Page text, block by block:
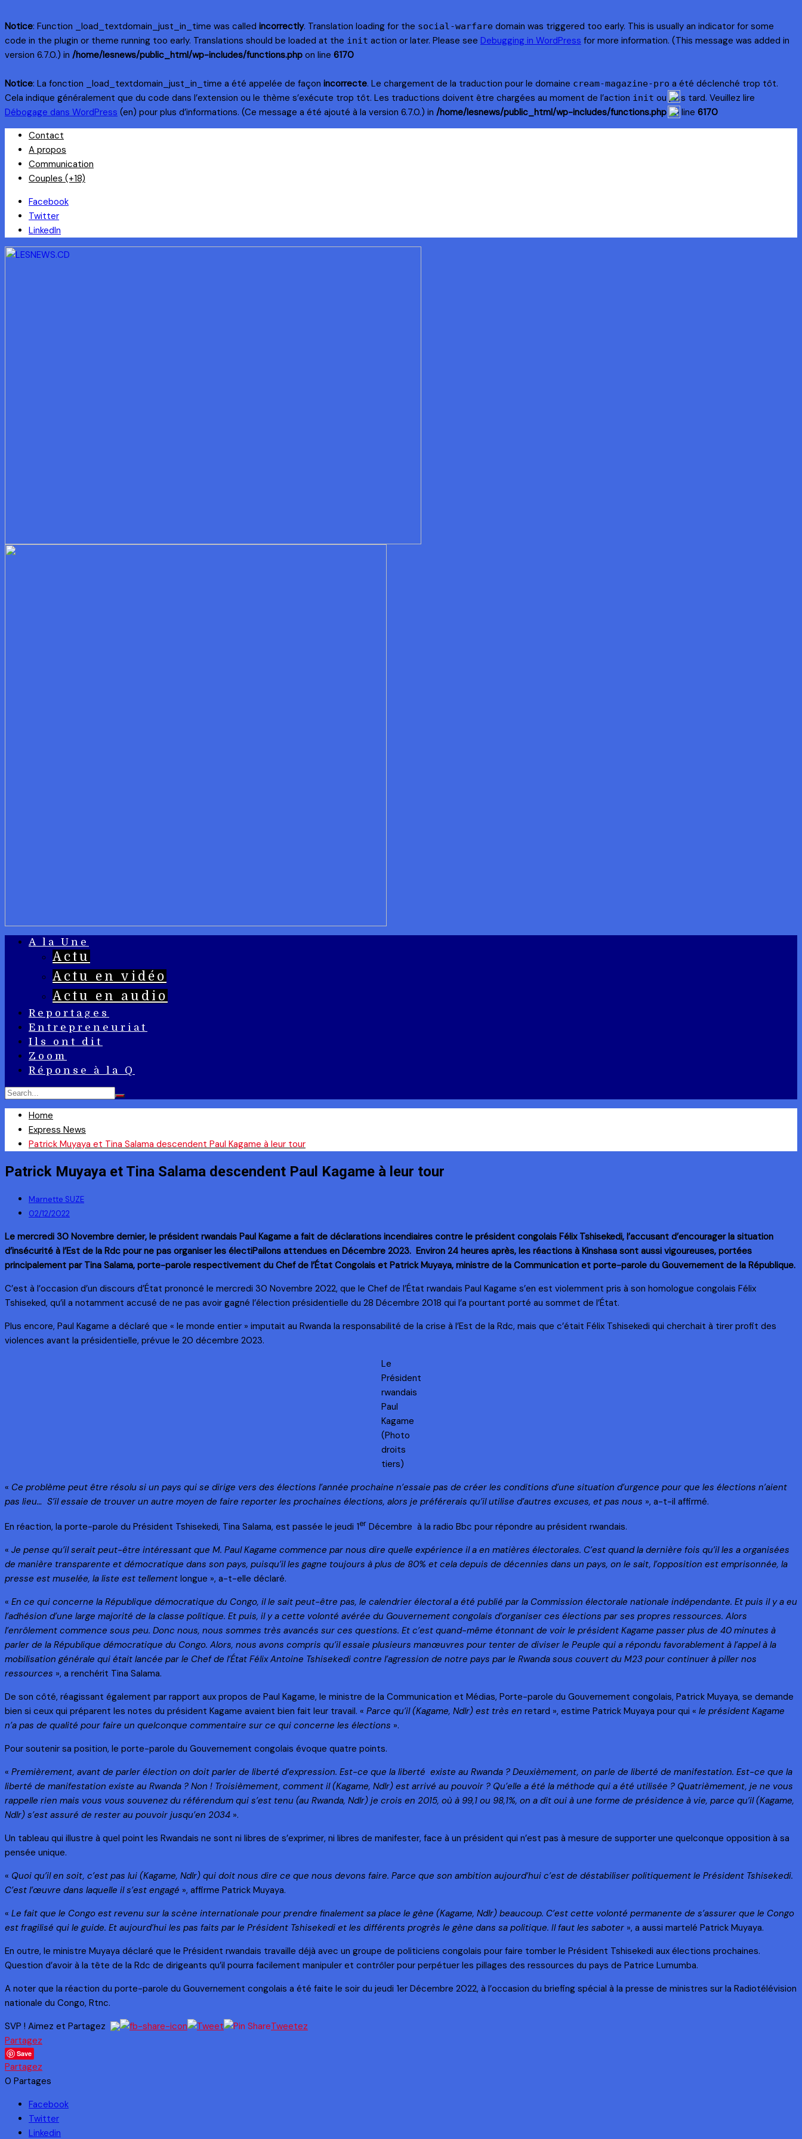
Notice: Function _load_textdomain_just_in_time was called incorrectly. Translation loading for the social-warfare domain was triggered too early. This is usually an indicator for some
code in the plugin or theme running too early. Translations should be loaded at the init action or later. Please see Debugging in WordPress for more information. (This message was added in
version 6.7.0.) in /home/lesnews/public_html/wp-includes/functions.php on line 6170
Notice: La fonction _load_textdomain_just_in_time a été appelée de façon incorrecte. Le chargement de la traduction pour le domaine cream-magazine-pro a été déclenché trop tôt.
Cela indique généralement que du code dans l’extension ou le thème s’exécute trop tôt. Les traductions doivent être chargées au moment de l’action init ou plus tard. Veuillez lire
Débogage dans WordPress (en) pour plus d’informations. (Ce message a été ajouté à la version 6.7.0.) in /home/lesnews/public_html/wp-includes/functions.php on line 6170
Skip
content
Contact
A propos
Communication
Couples (+18)
Facebook
Twitter
LinkedIn
A la Une
Actu
Actu en vidéo
Actu en audio
Reportages
Entrepreneuriat
Ils ont dit
Zoom
Réponse à la Q
Home
Express News
Patrick Muyaya et Tina Salama descendent Paul Kagame à leur tour
Patrick Muyaya et Tina Salama descendent Paul Kagame à leur tour
Marnette SUZE
02/12/2022
Le mercredi 30 Novembre dernier, le président rwandais Paul Kagame a fait de déclarations incendiaires contre le président congolais Félix Tshisekedi, l’accusant d’encourager la situation
d’insécurité à l’Est de la Rdc pour ne pas organiser les électiPailons attendues en Décembre 2023. Environ 24 heures après, les réactions à Kinshasa sont aussi vigoureuses, portées
principalement par Tina Salama, porte-parole respectivement du Chef de l’État Congolais et Patrick Muyaya, ministre de la Communication et porte-parole du Gouvernement de la République.
C’est à l’occasion d’un discours d’État prononcé le mercredi 30 Novembre 2022, que le Chef de l’État rwandais Paul Kagame s’en est violemment pris à son homologue congolais Félix
Tshiseked, qu’il a notamment accusé de ne pas avoir gagné l’élection présidentielle du 28 Décembre 2018 qui l’a pourtant porté au sommet de l’État.
Plus encore, Paul Kagame a déclaré que « le monde entier » imputait au Rwanda la responsabilité de la crise à l’Est de la Rdc, mais que c’était Félix Tshisekedi qui cherchait à tirer profit des
violences avant la présidentielle, prévue le 20 décembre 2023.
Le
Président
rwandais
Paul
Kagame
(Photo
droits
tiers)
« Ce problème peut être résolu si un pays qui se dirige vers des élections l’année prochaine n’essaie pas de créer les conditions d’une situation d’urgence pour que les élections n’aient
pas lieu… S’il essaie de trouver un autre moyen de faire reporter les prochaines élections, alors je préférerais qu’il utilise d’autres excuses, et pas nous », a-t-il affirmé.
En réaction, la porte-parole du Président Tshisekedi, Tina Salama, est passée le jeudi 1er Décembre à la radio Bbc pour répondre au président rwandais.
« Je pense qu’il serait peut-être intéressant que M. Paul Kagame commence par nous dire quelle expérience il a en matières électorales. C’est quand la dernière fois qu’il les a organisées
de manière transparente et démocratique dans son pays, puisqu’il les gagne toujours à plus de 80% et cela depuis de décennies dans un pays, on le sait, l’opposition est emprisonnée, la
presse est muselée, la liste est tellement longue », a-t-elle déclaré.
« En ce qui concerne la République démocratique du Congo, il le sait peut-être pas, le calendrier électoral a été publié par la Commission électorale nationale indépendante. Et puis il y a eu
l’adhésion d’une large majorité de la classe politique. Et puis, il y a cette volonté avérée du Gouvernement congolais d’organiser ces élections par ses propres ressources. Alors
l’enrôlement commence sous peu. Donc nous, nous sommes très avancés sur ces questions. Et c’est quand-même étonnant de voir le président Kagame passer plus de 40 minutes à
parler de la République démocratique du Congo. Alors, nous avons compris qu’il essaie plusieurs manœuvres pour tenter de diviser le Peuple qui a répondu favorablement à l’appel à la
mobilisation générale qui était lancée par le Chef de l’État Félix Antoine Tshisekedi contre l’agression de notre pays par le Rwanda sous couvert du M23 pour continuer à piller nos
ressources », a renchérit Tina Salama.
De son côté, réagissant également par rapport aux propos de Paul Kagame, le ministre de la Communication et Médias, Porte-parole du Gouvernement congolais, Patrick Muyaya, se demande
bien si ceux qui préparent les notes du président Kagame avaient bien fait leur travail. « Parce qu’il (Kagame, Ndlr) est très en retard », estime Patrick Muyaya pour qui « le président Kagame
n’a pas de qualité pour faire un quelconque commentaire sur ce qui concerne les élections ».
Pour soutenir sa position, le porte-parole du Gouvernement congolais évoque quatre points.
« Premièrement, avant de parler élection on doit parler de liberté d’expression. Est-ce que la liberté existe au Rwanda ? Deuxièmement, on parle de liberté de manifestation. Est-ce que la
liberté de manifestation existe au Rwanda ? Non ! Troisièmement, comment il (Kagame, Ndlr) est arrivé au pouvoir ? Qu’elle a été la méthode qui a été utilisée ? Quatrièmement, je ne vous
rappelle rien mais vous vous souvenez du référendum qui s’est tenu (au Rwanda, Ndlr) je crois en 2015, où à 99,1 ou 98,1%, on a dit oui à une forme de présidence à vie, parce qu’il (Kagame,
Ndlr) s’est assuré de rester au pouvoir jusqu’en 2034 ».
Un tableau qui illustre à quel point les Rwandais ne sont ni libres de s’exprimer, ni libres de manifester, face à un président qui n’est pas à mesure de supporter une quelconque opposition à sa
pensée unique.
« Quoi qu’il en soit, c’est pas lui (Kagame, Ndlr) qui doit nous dire ce que nous devons faire. Parce que son ambition aujourd’hui c’est de déstabiliser politiquement le Président Tshisekedi.
C’est l’œuvre dans laquelle il s’est engagé », affirme Patrick Muyaya.
« Le fait que le Congo est revenu sur la scène internationale pour prendre finalement sa place le gène (Kagame, Ndlr) beaucoup. C’est cette volonté permanente de s’assurer que le Congo
est fragilisé qui le guide. Et aujourd’hui les pas faits par le Président Tshisekedi et les différents progrès le gène dans sa politique. Il faut les saboter », a aussi martelé Patrick Muyaya.
En outre, le ministre Muyaya déclaré que le Président rwandais travaille déjà avec un groupe de politiciens congolais pour faire tomber le Président Tshisekedi aux élections prochaines.
Question d’avoir à la tête de la Rdc de dirigeants qu’il pourra facilement manipuler et contrôler pour perpétuer les pillages des ressources du pays de Patrice Lumumba.
A noter que la réaction du porte-parole du Gouvernement congolais a été faite le soir du jeudi 1er Décembre 2022, à l’occasion du briefing spécial à la presse de ministres sur la Radiotélévision
nationale du Congo, Rtnc.
SVP ! Aimez et Partagez
Tweetez
Partagez
Save
Partagez
0 Partages
Facebook
Twitter
Linkedin